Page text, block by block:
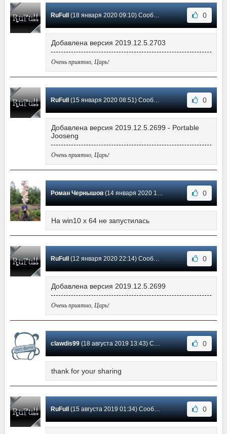
RuFull (18 января 2020 09:10) Сообщение #7 0
Добавлена версия 2019.12.5.2703
Очень приятно, Царь!
RuFull (15 января 2020 08:51) Сообщение #6 0
Добавлена версия 2019.12.5.2699 - Portable
Jooseng
Очень приятно, Царь!
Роман Чернышов(14 января 2020 19:43) Сообщение #5 0
На win10 x 64 не запустилась
RuFull (12 января 2020 22:14) Сообщение #4 0
Добавлена версия 2019.12.5.2699
Очень приятно, Царь!
clawdis99(18 августа 2019 13:43) Сообщение #3 0
thank for your sharing
RuFull (15 августа 2019 01:34) Сообщение #2 0